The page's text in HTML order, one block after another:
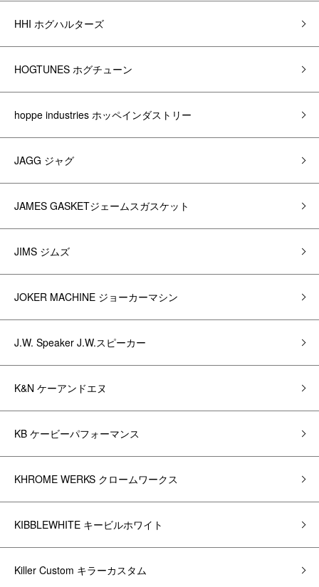
HHI ホグハルターズ
HOGTUNES ホグチューン
hoppe industries ホッペインダストリー
JAGG ジャグ
JAMES GASKETジェームスガスケット
JIMS ジムズ
JOKER MACHINE ジョーカーマシン
J.W. Speaker J.W.スピーカー
K&N ケーアンドエヌ
KB ケービーパフォーマンス
KHROME WERKS クロームワークス
KIBBLEWHITE キービルホワイト
Killer Custom キラーカスタム